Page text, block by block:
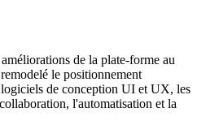
de la plate-forme au
le positionnement
de conception UI et UX, les
l'automatisation et la